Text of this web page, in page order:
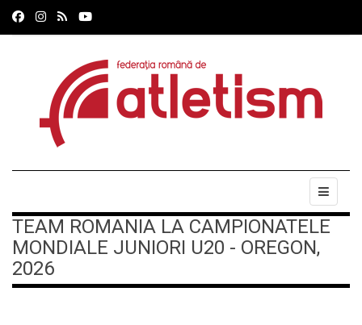
TEAM ROMANIA LA CAMPIONATELE
MONDIALE JUNIORI U20 - OREGON,
2026